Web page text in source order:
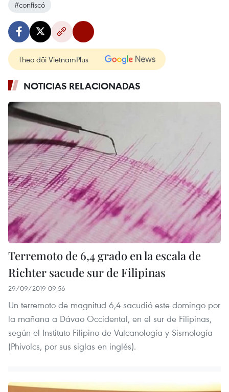
#confiscó
Theo dõi VietnamPlus
NOTICIAS RELACIONADAS
Terremoto de 6,4 grado en la escala de
Richter sacude sur de Filipinas
29/09/2019 09:56
Un terremoto de magnitud 6,4 sacudió este domingo por
la mañana a Dávao Occidental, en el sur de Filipinas,
según el Instituto Filipino de Vulcanología y Sismología
(Phivolcs, por sus siglas en inglés).